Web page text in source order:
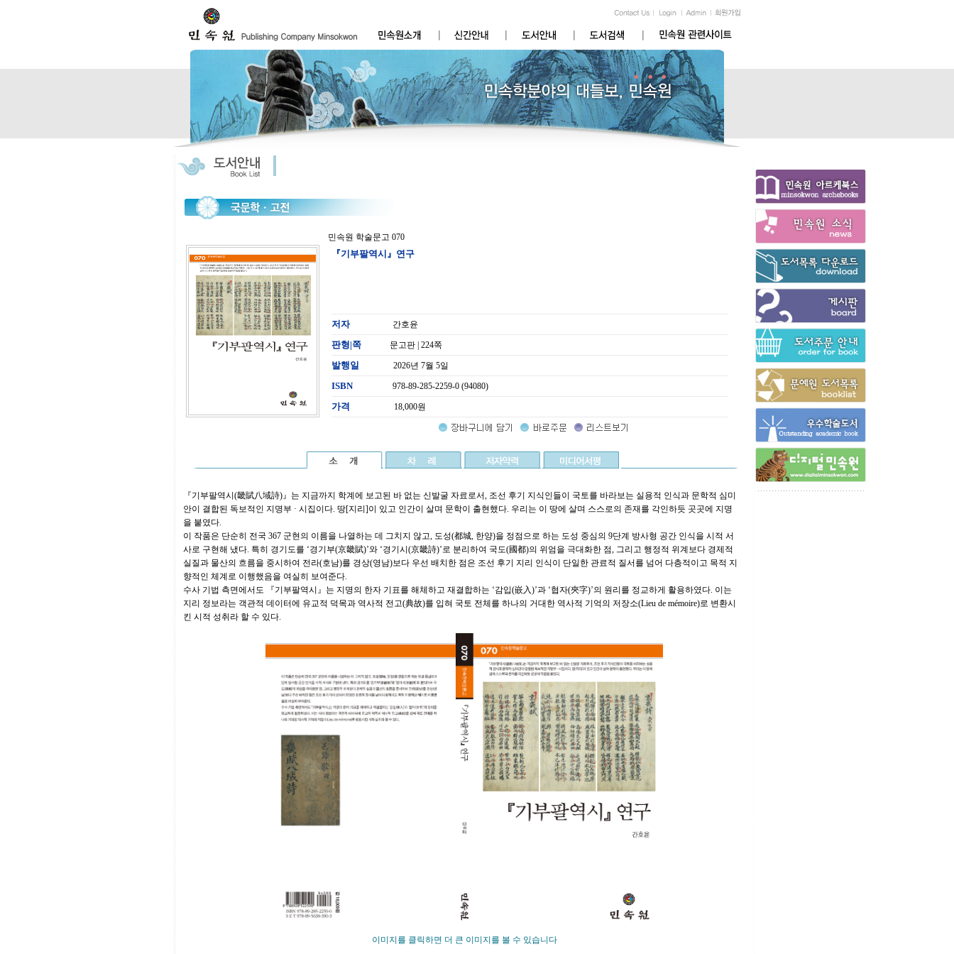
민속원 학술문고 070
『기부팔역시』연구
저자 간호윤
판형|쪽 문고판 | 224쪽
발행일 2026년 7월 5일
ISBN 978-89-285-2259-0 (94080)
가격 18,000원
『기부팔역시(畿賦八域詩)』는 지금까지 학계에 보고된 바 없는 신발굴 자료로서, 조선 후기 지식인들이 국토를 바라보는 실용적 인식과 문학적 심미
안이 결합된 독보적인 지명부 · 시집이다. 땅[지리]이 있고 인간이 살며 문학이 출현했다. 우리는 이 땅에 살며 스스로의 존재를 각인하듯 곳곳에 지명
을 붙였다.
이 작품은 단순히 전국 367 군현의 이름을 나열하는 데 그치지 않고, 도성(都城, 한양)을 정점으로 하는 도성 중심의 9단계 방사형 공간 인식을 시적 서
사로 구현해 냈다. 특히 경기도를 ‘경기부(京畿賦)’와 ‘경기시(京畿詩)’로 분리하여 국도(國都)의 위엄을 극대화한 점, 그리고 행정적 위계보다 경제적
실질과 물산의 흐름을 중시하여 전라(호남)를 경상(영남)보다 우선 배치한 점은 조선 후기 지리 인식이 단일한 관료적 질서를 넘어 다층적이고 목적 지
향적인 체계로 이행했음을 여실히 보여준다.
수사 기법 측면에서도 『기부팔역시』는 지명의 한자 기표를 해체하고 재결합하는 ‘감입(嵌入)’과 ‘협자(夾字)’의 원리를 정교하게 활용하였다. 이는
지리 정보라는 객관적 데이터에 유교적 덕목과 역사적 전고(典故)를 입혀 국토 전체를 하나의 거대한 역사적 기억의 저장소(Lieu de mémoire)로 변환시
킨 시적 성취라 할 수 있다.
이미지를 클릭하면 더 큰 이미지를 볼 수 있습니다